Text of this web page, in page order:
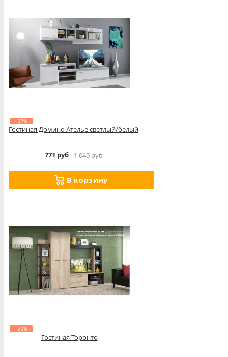
- 27%
Гостиная Домино Ателье светлый/белый
771 руб 1 049 руб
В корзину
- 20%
Гостиная Торонто